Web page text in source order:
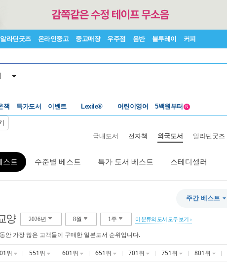
알라딘굿즈 온라인중고 중고매장 우주점 음반 블루레이 커피
책 특가도서 이벤트
Lexile®
어린이영어
5백원부터
N
국내도서 전자책 외국도서 알라딘굿즈
스트 수준별 베스트 특가 도서 베스트 스테디셀러
주간 베스트
양 2026년 8월 1주 이 분류의 도서 모두 보기
안 가장 많은 고객들이 구매한 일본도서 순위입니다.
위 551위 601위 651위 701위 751위 801위